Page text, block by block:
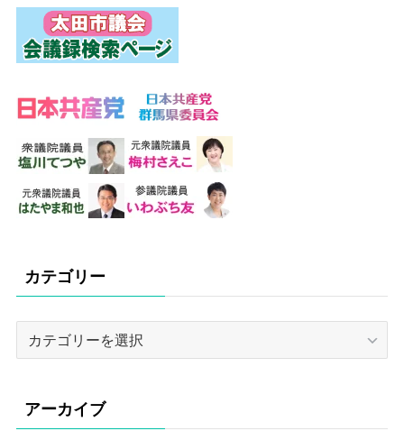
カテゴリー
ー
アーカイブ